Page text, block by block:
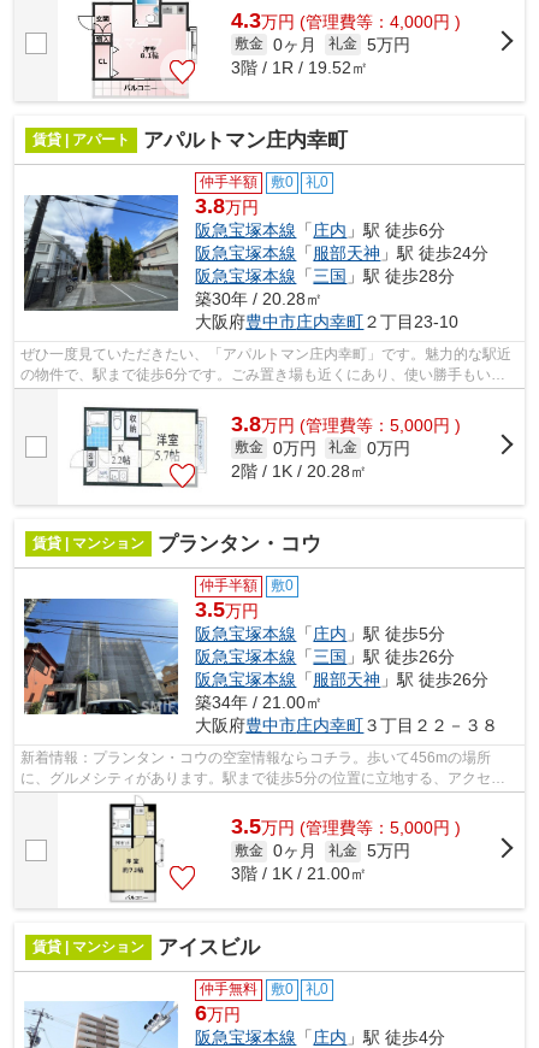
4.3万円 (管理費等：4,000円 )
敷金 0ヶ月 礼金 5万円
3階 / 1R / 19.52㎡
賃貸 | アパート アパルトマン庄内幸町
仲手半額 敷0 礼0
3.8万円
阪急宝塚本線 「庄内 」駅 徒歩6分
阪急宝塚本線 「服部天神 」駅 徒歩24分
阪急宝塚本線 「三国 」駅 徒歩28分
築30年 / 20.28㎡
大阪府豊中市庄内幸町２丁目23-10
ぜひ一度見ていただきたい、「アパルトマン庄内幸町」です。魅力的な駅近
の物件で、駅まで徒歩6分です。ごみ置き場も近くにあり、使い勝手もいい
3.8万円 (管理費等：5,000円 )
敷金 0万円 礼金 0万円
2階 / 1K / 20.28㎡
賃貸 | マンション プランタン・コウ
仲手半額 敷0
3.5万円
阪急宝塚本線 「庄内 」駅 徒歩5分
阪急宝塚本線 「三国 」駅 徒歩26分
阪急宝塚本線 「服部天神 」駅 徒歩26分
築34年 / 21.00㎡
大阪府豊中市庄内幸町３丁目２２－３８
新着情報：プランタン・コウの空室情報ならコチラ。歩いて456mの場所
に、グルメシティがあります。駅まで徒歩5分の位置に立地する、アクセス
良好な物件です。通風良好の涼しく気持ちの...
3.5万円 (管理費等：5,000円 )
敷金 0ヶ月 礼金 5万円
3階 / 1K / 21.00㎡
賃貸 | マンション アイスビル
仲手無料 敷0 礼0
6万円
阪急宝塚本線 「庄内 」駅 徒歩4分